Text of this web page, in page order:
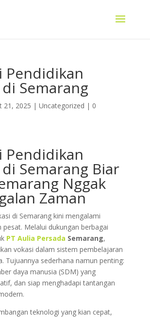
Pendidikan
Semarang
21, 2025 | Uncategorized | 0
Pendidikan
Semarang Biar
Nggak
Zaman
di Semarang kini mengalami
pesat. Melalui dukungan berbagai
PT Aulia Persada Semarang,
vokasi dalam sistem pembelajaran
Tujuannya sederhana namun penting:
daya manusia (SDM) yang
dan siap menghadapi tantangan
teknologi yang kian cepat,